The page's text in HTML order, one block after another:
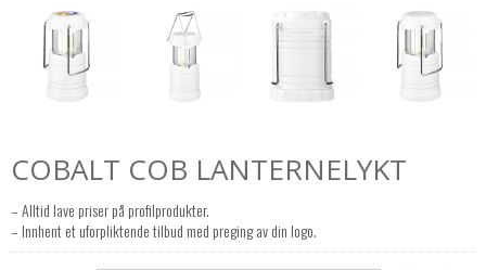
COBALT COB LANTERNELYKT
– Alltid lave priser på profilprodukter.
– Innhent et uforpliktende tilbud med preging av din logo.